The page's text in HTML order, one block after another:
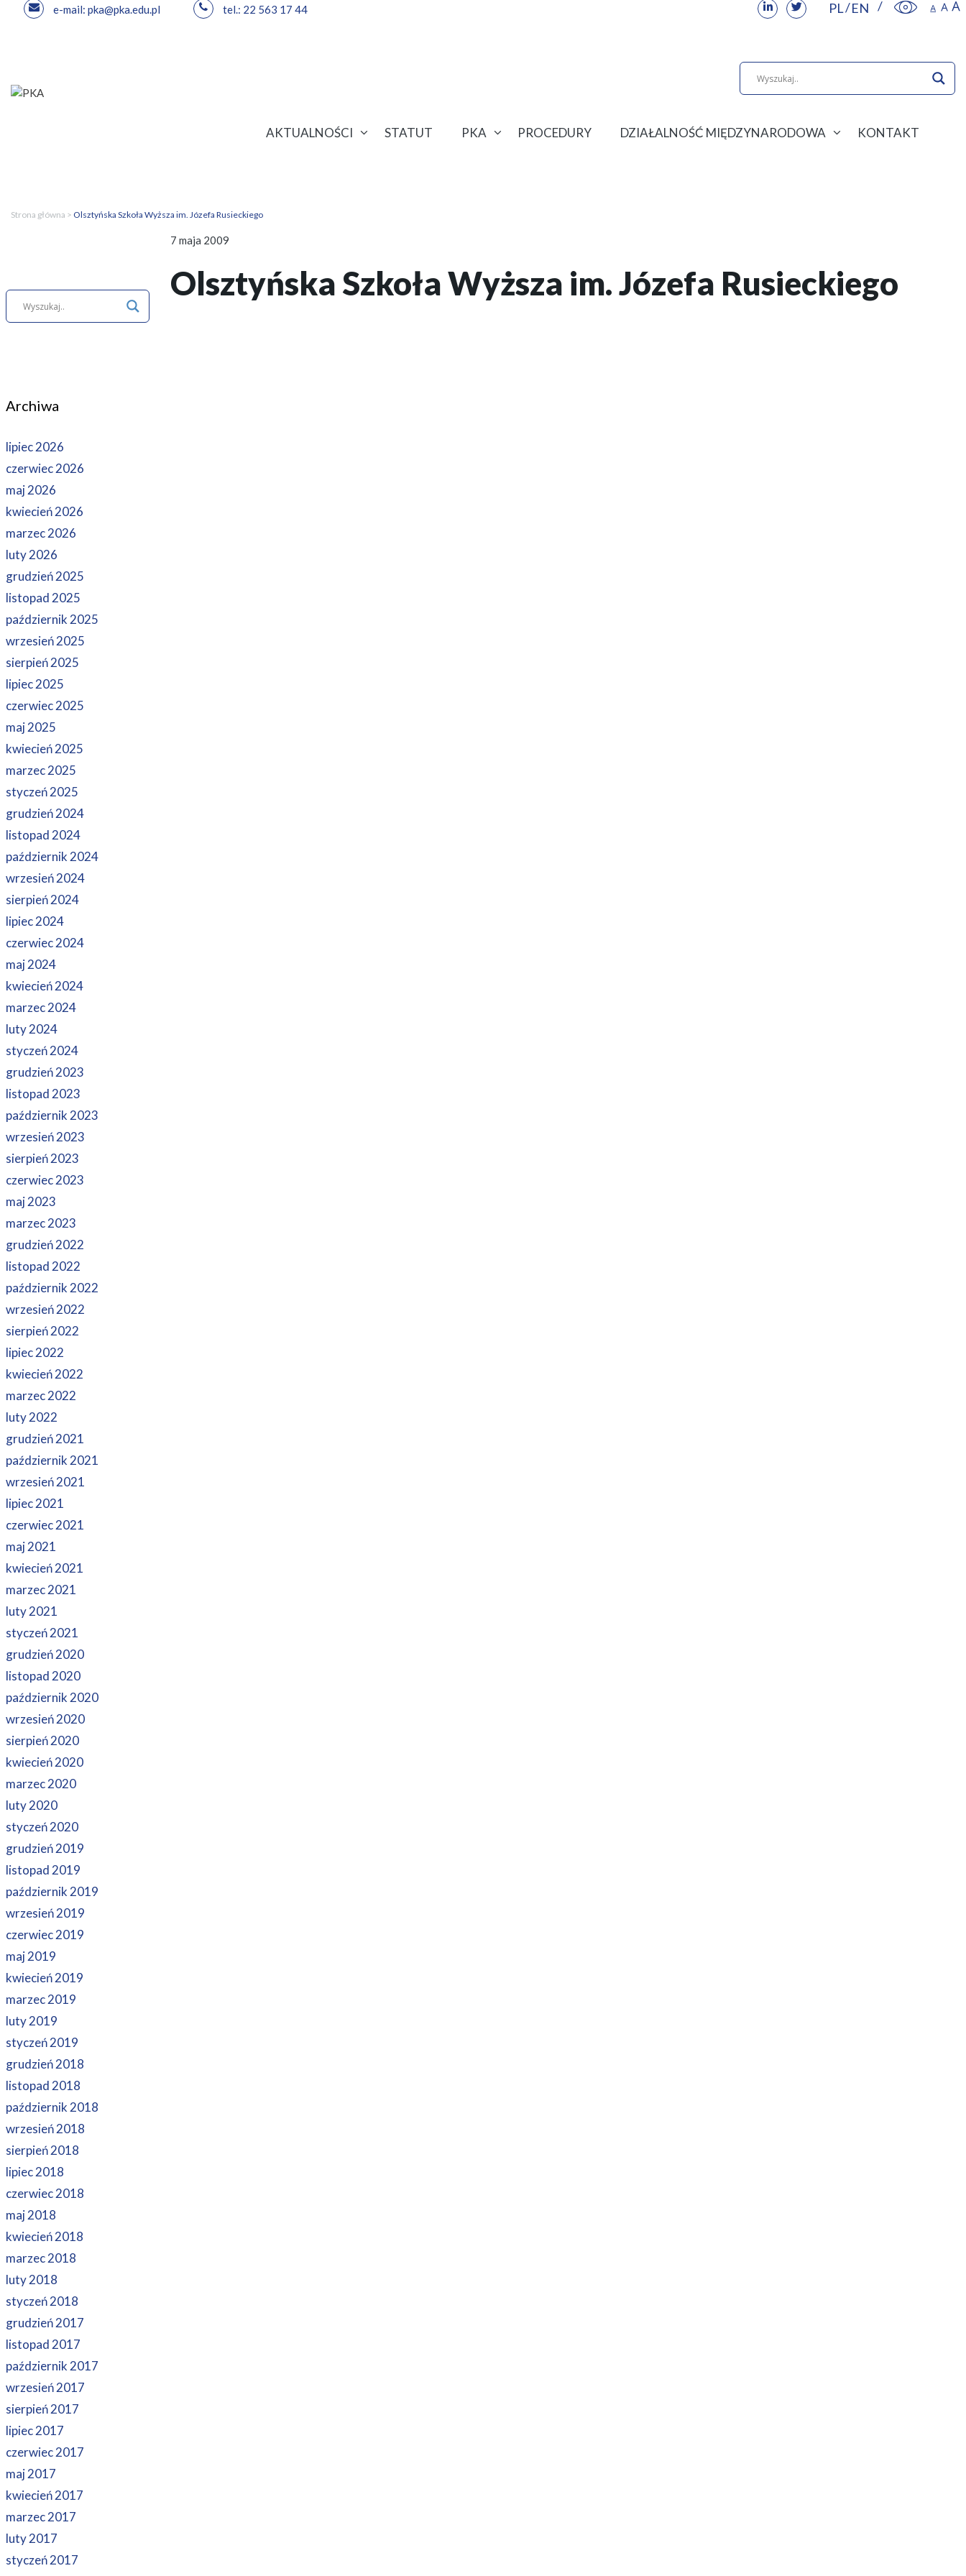
e-mail: pka@pka.edu.pl tel.: 22 563 17 44 PL EN
AKTUALNOŚCI STATUT PKA PROCEDURY DZIAŁALNOŚĆ MIĘDZYNARODOWA KONTAKT
Strona główna > Olsztyńska Szkoła Wyższa im. Józefa Rusieckiego
7 maja 2009
Olsztyńska Szkoła Wyższa im. Józefa Rusieckiego
Archiwa
lipiec 2026
czerwiec 2026
maj 2026
kwiecień 2026
marzec 2026
luty 2026
grudzień 2025
listopad 2025
październik 2025
wrzesień 2025
sierpień 2025
lipiec 2025
czerwiec 2025
maj 2025
kwiecień 2025
marzec 2025
styczeń 2025
grudzień 2024
listopad 2024
październik 2024
wrzesień 2024
sierpień 2024
lipiec 2024
czerwiec 2024
maj 2024
kwiecień 2024
marzec 2024
luty 2024
styczeń 2024
grudzień 2023
listopad 2023
październik 2023
wrzesień 2023
sierpień 2023
czerwiec 2023
maj 2023
marzec 2023
grudzień 2022
listopad 2022
październik 2022
wrzesień 2022
sierpień 2022
lipiec 2022
kwiecień 2022
marzec 2022
luty 2022
grudzień 2021
październik 2021
wrzesień 2021
lipiec 2021
czerwiec 2021
maj 2021
kwiecień 2021
marzec 2021
luty 2021
styczeń 2021
grudzień 2020
listopad 2020
październik 2020
wrzesień 2020
sierpień 2020
kwiecień 2020
marzec 2020
luty 2020
styczeń 2020
grudzień 2019
listopad 2019
październik 2019
wrzesień 2019
czerwiec 2019
maj 2019
kwiecień 2019
marzec 2019
luty 2019
styczeń 2019
grudzień 2018
listopad 2018
październik 2018
wrzesień 2018
sierpień 2018
lipiec 2018
czerwiec 2018
maj 2018
kwiecień 2018
marzec 2018
luty 2018
styczeń 2018
grudzień 2017
listopad 2017
październik 2017
wrzesień 2017
sierpień 2017
lipiec 2017
czerwiec 2017
maj 2017
kwiecień 2017
marzec 2017
luty 2017
styczeń 2017